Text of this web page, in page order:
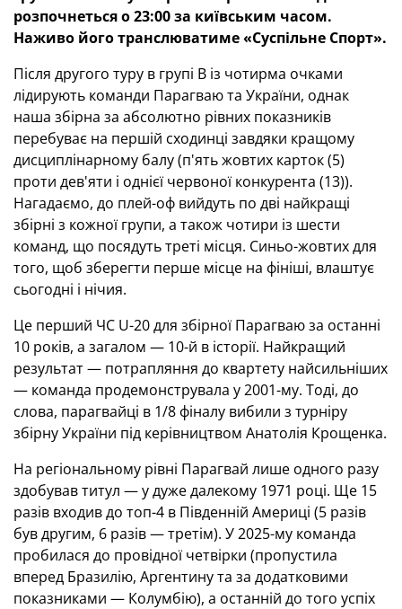
розпочнеться о 23:00 за київським часом.
Наживо його транслюватиме «Суспільне Спорт».
Після другого туру в групі В із чотирма очками
лідирують команди Парагваю та України, однак
наша збірна за абсолютно рівних показників
перебуває на першій сходинці завдяки кращому
дисциплінарному балу (п'ять жовтих карток (5)
проти дев'яти і однієї червоної конкурента (13)).
Нагадаємо, до плей-оф вийдуть по дві найкращі
збірні з кожної групи, а також чотири із шести
команд, що посядуть треті місця. Синьо-жовтих для
того, щоб зберегти перше місце на фініші, влаштує
сьогодні і нічия.
Це перший ЧС U-20 для збірної Парагваю за останні
10 років, а загалом — 10-й в історії. Найкращий
результат — потрапляння до квартету найсильніших
— команда продемонструвала у 2001-му. Тоді, до
слова, парагвайці в 1/8 фіналу вибили з турніру
збірну України під керівництвом Анатолія Крощенка.
На регіональному рівні Парагвай лише одного разу
здобував титул — у дуже далекому 1971 році. Ще 15
разів входив до топ-4 в Південній Америці (5 разів
був другим, 6 разів — третім). У 2025-му команда
пробилася до провідної четвірки (пропустила
вперед Бразилію, Аргентину та за додатковими
показниками — Колумбію), а останній до того успіх